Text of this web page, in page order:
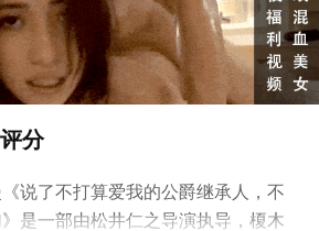
分
说了不打算爱我的公爵继承人，不
是一部由松井仁之导演执导，榎木